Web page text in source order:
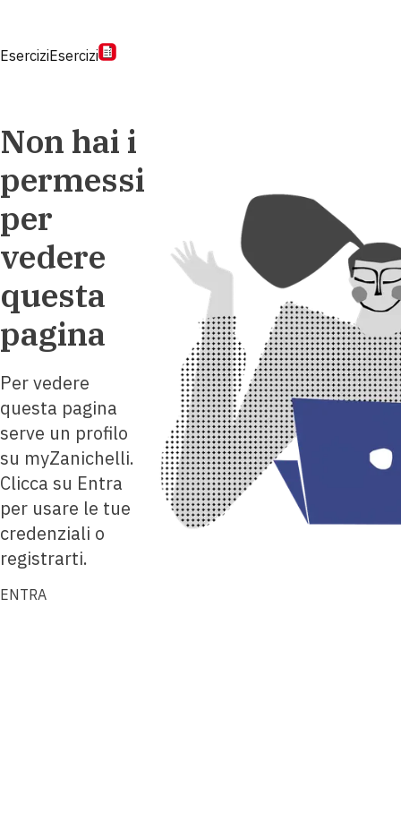
EserciziEsercizi
Non hai i
permessi
per
vedere
questa
pagina
Per vedere
questa pagina
serve un profilo
su myZanichelli.
Clicca su Entra
per usare le tue
credenziali o
registrarti.
ENTRA